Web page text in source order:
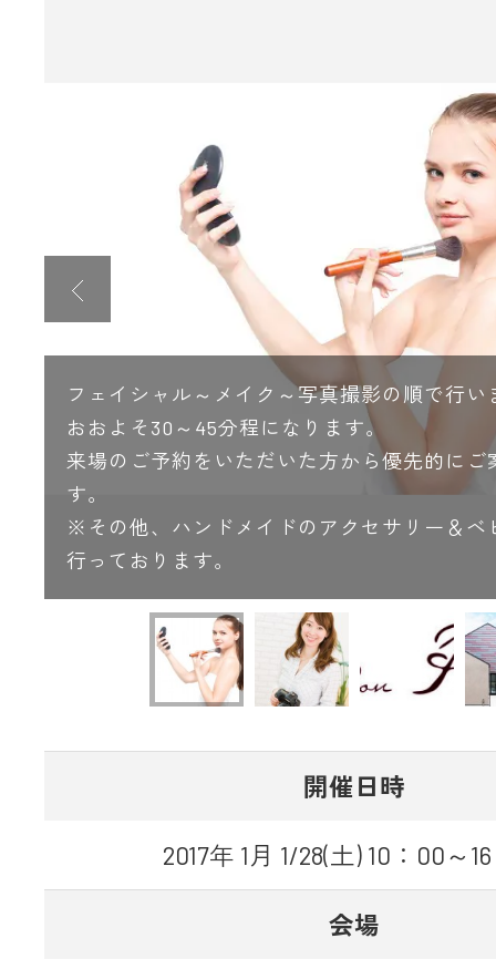
フェイシャル～メイク～写真撮影の順で行い
おおよそ30～45分程になります。
来場のご予約をいただいた方から優先的にご
す。
※その他、ハンドメイドのアクセサリー＆ベ
行っております。
開催日時
2017年 1月 1/28(土) 10：00～
会場